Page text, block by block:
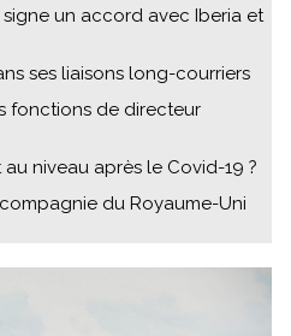
signe un accord avec Iberia et
ses liaisons long-courriers
fonctions de directeur
au niveau après le Covid-19 ?
du Royaume-Uni